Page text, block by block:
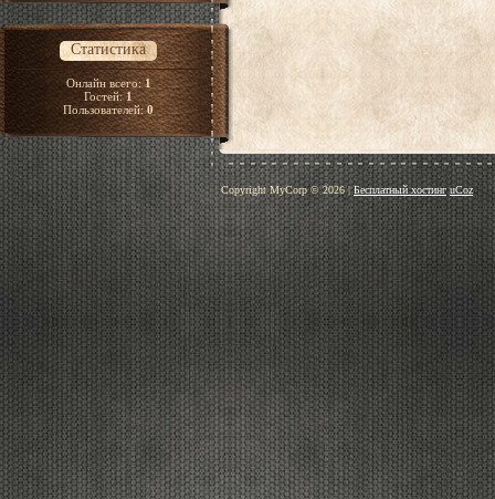
Статистика
Онлайн всего:1
Гостей:1
Пользователей:0
Copyright MyCorp © 2026|Бесплатный хостинг uCoz